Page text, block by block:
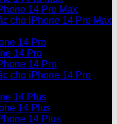
14 Pro Max
cho iPhone 14 Pro Max
14 Pro
14 Pro
14 Pro
cho iPhone 14 Pro
14 Plus
14 Plus
14 Plus